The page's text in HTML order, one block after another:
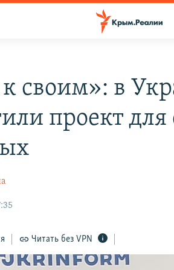
своим»: в
проект
Читать без VPN